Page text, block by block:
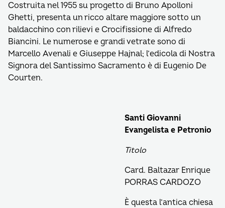
Costruita nel 1955 su progetto di Bruno Apolloni
Ghetti, presenta un ricco altare maggiore sotto un
baldacchino con rilievi e Crocifissione di Alfredo
Biancini. Le numerose e grandi vetrate sono di
Marcello Avenali e Giuseppe Hajnal; l’edicola di Nostra
Signora del Santissimo Sacramento è di Eugenio De
Courten.
Santi Giovanni
Evangelista e Petronio
Titolo
Card. Baltazar Enrique
PORRAS CARDOZO
È questa l’antica chiesa